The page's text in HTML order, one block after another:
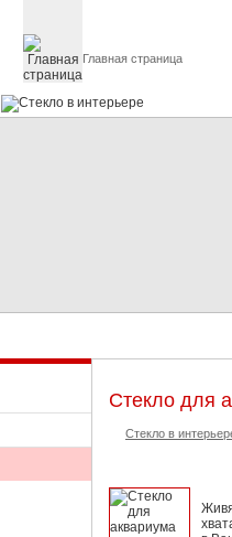
Главная страница
Стекло для
Стекло в